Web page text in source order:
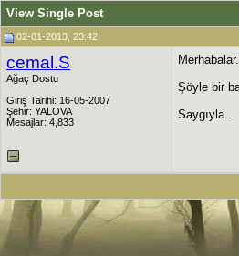
View Single Post
02-01-2013, 23:42
cemal.S
Ağaç Dostu
Giriş Tarihi: 16-05-2007
Şehir: YALOVA
Mesajlar: 4,833
Şöyle bir
Saygıyla..